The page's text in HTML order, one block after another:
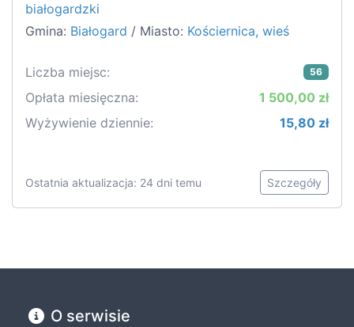
białogardzki
Gmina: Białogard / Miasto: Kościernica, wieś
Liczba miejsc: 56
Opłata miesięczna:
1 500,00 zł
Wyżywienie dziennie:
15,80 zł
Ostatnia aktualizacja: 24 dni temu Szczegóły
O serwisie